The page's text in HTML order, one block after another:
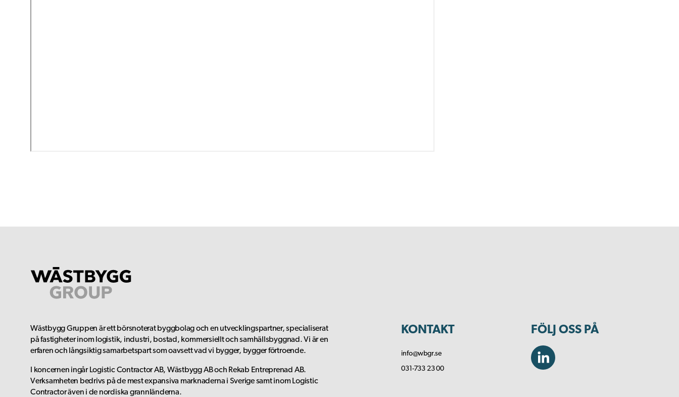
Wästbygg Gruppen är ett börsnoterat byggbolag och en utvecklingspartner, specialiserat
på fastigheter inom logistik, industri, bostad, kommersiellt och samhällsbyggnad. Vi är en
erfaren och långsiktig samarbetspart som oavsett vad vi bygger, bygger förtroende.
I koncernen ingår Logistic Contractor AB, Wästbygg AB och Rekab Entreprenad AB.
Verksamheten bedrivs på de mest expansiva marknaderna i Sverige samt inom Logistic
Contractor även i de nordiska grannländerna.
KONTAKT
info@wbgr.se
031-733 23 00
FÖLJ OSS PÅ